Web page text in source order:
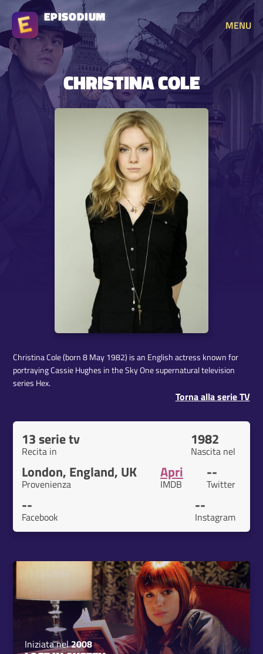
EPISODIUM
MENU
CHRISTINA COLE
Christina Cole (born 8 May 1982) is an English actress known for
portraying Cassie Hughes in the Sky One supernatural television
series Hex.
Torna alla serie TV
13 serie tv
Recita in
1982
Nascita nel
London, England, UK
Provenienza
Apri
IMDB
--
Twitter
--
Facebook
--
Instagram
Iniziata nel2008